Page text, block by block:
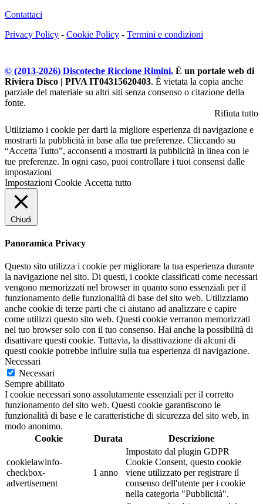
Contattaci
Privacy Policy - Cookie Policy - Termini e condizioni
© (2013-2026) Discoteche Riccione Rimini. È un portale web di
Riviera Disco | PIVA IT04315620403. È vietata la copia anche
parziale del materiale su altri siti senza consenso o citazione della
fonte.
Rifiuta tutto
Utiliziamo i cookie per darti la migliore esperienza di navigazione e
mostrarti la pubblicità in base alla tue preferenze. Cliccando su
“Accetta Tutto”, acconsenti a mostrarti la pubblicità in linea con le
tue preferenze. In ogni caso, puoi controllare i tuoi consensi dalle
impostazioni
Impostazioni Cookie Accetta tutto
Chiudi
Panoramica Privacy
Questo sito utilizza i cookie per migliorare la tua esperienza durante
la navigazione nel sito. Di questi, i cookie classificati come necessari
vengono memorizzati nel browser in quanto sono essenziali per il
funzionamento delle funzionalità di base del sito web. Utilizziamo
anche cookie di terze parti che ci aiutano ad analizzare e capire
come utilizzi questo sito web. Questi cookie verranno memorizzati
nel tuo browser solo con il tuo consenso. Hai anche la possibilità di
disattivare questi cookie. Tuttavia, la disattivazione di alcuni di
questi cookie potrebbe influire sulla tua esperienza di navigazione.
Necessari
Necessari
Sempre abilitato
I cookie necessari sono assolutamente essenziali per il corretto
funzionamento del sito web. Questi cookie garantiscono le
funzionalità di base e le caratteristiche di sicurezza del sito web, in
modo anonimo.
Cookie
Durata Descrizione
cookielawinfo-
checkbox-
advertisement
1 anno
Impostato dal plugin GDPR
Cookie Consent, questo cookie
viene utilizzato per registrare il
consenso dell'utente per i cookie
nella categoria "Pubblicità".